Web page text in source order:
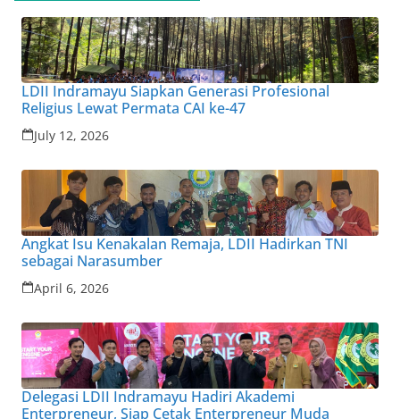
LDII Indramayu Siapkan Generasi Profesional
Religius Lewat Permata CAI ke-47
July 12, 2026
Angkat Isu Kenakalan Remaja, LDII Hadirkan TNI
sebagai Narasumber
April 6, 2026
Delegasi LDII Indramayu Hadiri Akademi
Enterpreneur, Siap Cetak Enterpreneur Muda